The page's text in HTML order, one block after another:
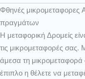
Φθηνές μικρομεταφορες
πραγμάτων
Η μεταφορική Δρομείς
τις μικρομεταφορές
άμεσα τη μικρομεταφορά
έπιπλο η θέλετε να